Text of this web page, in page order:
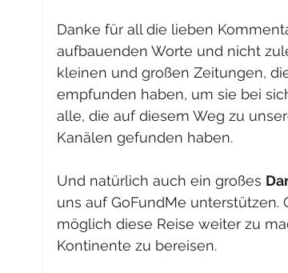
Danke für all die lieben
aufbauenden Worte und nicht
kleinen und großen Zeitungen,
empfunden haben, um sie bei
alle, die auf diesem Weg zu
Kanälen gefunden haben.
Und natürlich auch ein großes
uns auf GoFundMe
möglich diese Reise weiter zu
Kontinente zu bereisen.